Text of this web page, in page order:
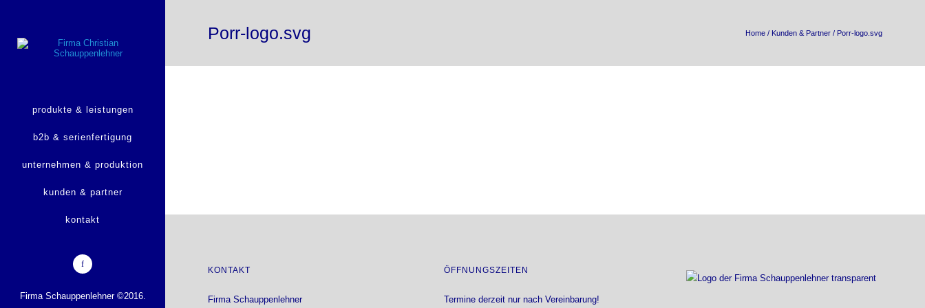
produkte & leistungen
b2b & serienfertigung
unternehmen & produktion
kunden & partner
kontakt
Firma Schauppenlehner ©2016.
Porr-logo.svg Home / Kunden & Partner / Porr-logo.svg
KONTAKT
Firma Schauppenlehner
ÖFFNUNGSZEITEN
Termine derzeit nur nach Vereinbarung!